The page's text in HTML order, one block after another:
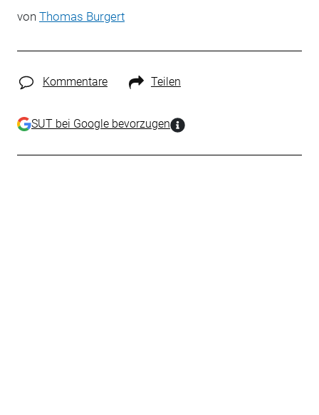
von Thomas Burgert
Kommentare Teilen
SUT bei Google bevorzugen